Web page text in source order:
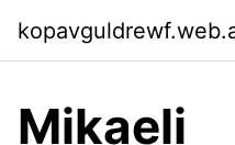
Mikaeli